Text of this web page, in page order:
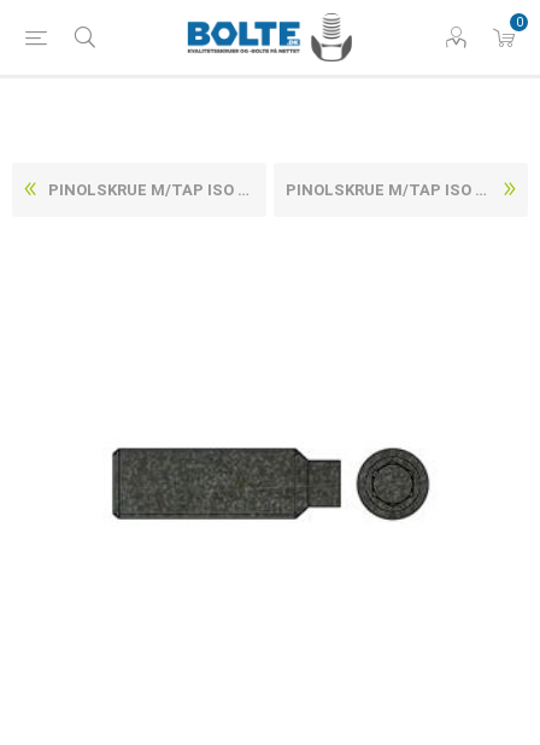
0
PINOLSKRUE M/TAP ISO 4028 UBEHANDLET STÅL 45 H M4X12 (200 STK) PINOLSKRUE M/TAP ISO 4028 UBEHANDLET STÅL 45 H M4X20 (200 STK)